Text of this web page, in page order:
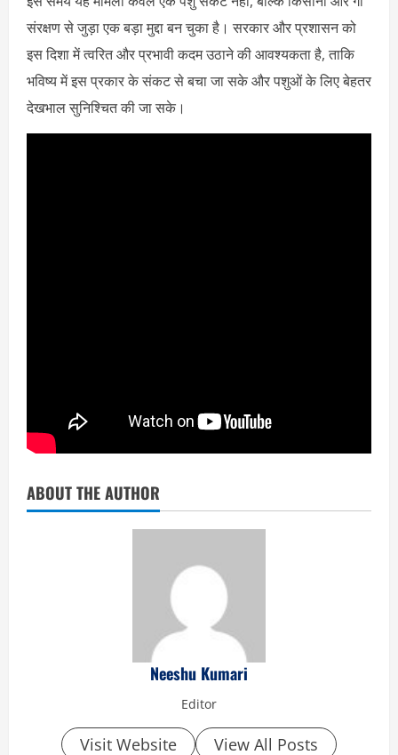
संरक्षण से जुड़ा एक बड़ा मुद्दा बन चुका है। सरकार और प्रशासन को
इस दिशा में त्वरित और प्रभावी कदम उठाने की आवश्यकता है, ताकि
भविष्य में इस प्रकार के संकट से बचा जा सके और पशुओं के लिए बेहतर
देखभाल सुनिश्चित की जा सके।
ABOUT THE AUTHOR
Neeshu Kumari
Editor
Visit Website View All Posts